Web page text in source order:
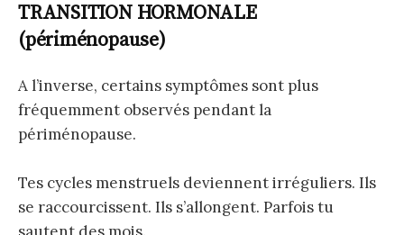
TRANSITION HORMONALE
(périménopause)
A l’inverse, certains symptômes sont plus
fréquemment observés pendant la
périménopause.
Tes cycles menstruels deviennent irréguliers. Ils
se raccourcissent. Ils s’allongent. Parfois tu